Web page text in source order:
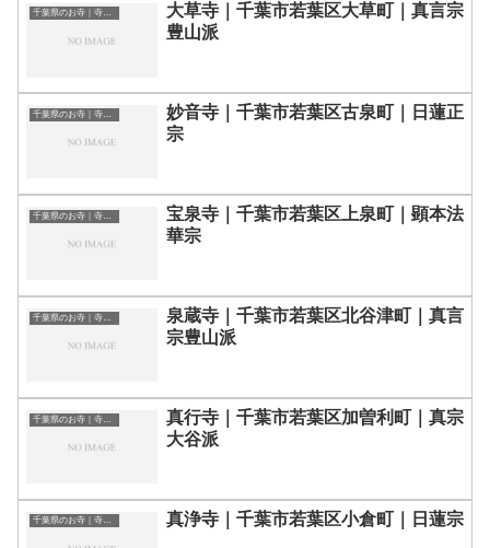
千葉県のお寺｜寺院一覧
大草寺｜千葉市若葉区大草町｜真言宗
豊山派
千葉県のお寺｜寺院一覧
妙音寺｜千葉市若葉区古泉町｜日蓮正
宗
千葉県のお寺｜寺院一覧
宝泉寺｜千葉市若葉区上泉町｜顕本法
華宗
千葉県のお寺｜寺院一覧
泉蔵寺｜千葉市若葉区北谷津町｜真言
宗豊山派
千葉県のお寺｜寺院一覧
真行寺｜千葉市若葉区加曽利町｜真宗
大谷派
千葉県のお寺｜寺院一覧 真浄寺｜千葉市若葉区小倉町｜日蓮宗